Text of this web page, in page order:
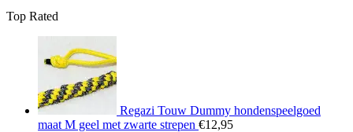
Top Rated
Regazi Touw Dummy hondenspeelgoed
maat M geel met zwarte strepen €12,95